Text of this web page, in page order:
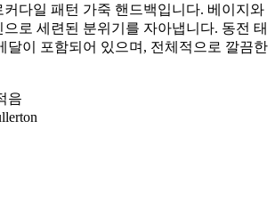
커다일 패턴 가죽 핸드백입니다. 베이지와
으로 세련된 분위기를 자아냅니다. 동전 태
달이 포함되어 있으며, 전체적으로 깔끔한
음